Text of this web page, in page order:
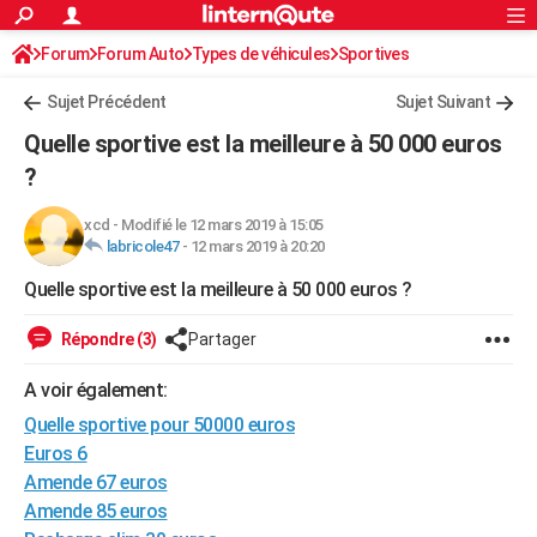
ACTUALITÉS
Politique
Société
Faits Divers
Education
Monde
Villes
+
Programme TV
TNTStreaming
Cinéma
Sorties cinéma
Musique
+FINANCE
Retraite
Impôts
Epargne
Immobilier
Risques naturels par ville
Banque
Assurance
Crédit
AUTO
Essais
Réserver un essai
Citadines
Berlines
SUV
Forum auto
HIGH-TECH
Guides de France
Escapades
Patrimoine
Expositions
Musées
Week-end nature
LIFESTYLE
Art de vivre
Bien-être
Loisirs
Mode
Modes de vie
SANTE
Alimentation
Guide de la santé
Maladies
Médicaments
Sommeil
VOYAGE
S'inscrire
Connexion
Forum Forum Auto Types de véhicules Sportives
Sujet Précédent Sujet Suivant
Quelle sportive est la meilleure à 50 000 euros
?
xcd - Modifié le 12 mars 2019 à 15:05
labricole47- 12 mars 2019 à 20:20
Quelle sportive est la meilleure à 50 000 euros ?
Répondre (3) Partager
A voir également:
Quelle sportive pour 50000 euros
Euros 6
Amende 67 euros
Amende 85 euros